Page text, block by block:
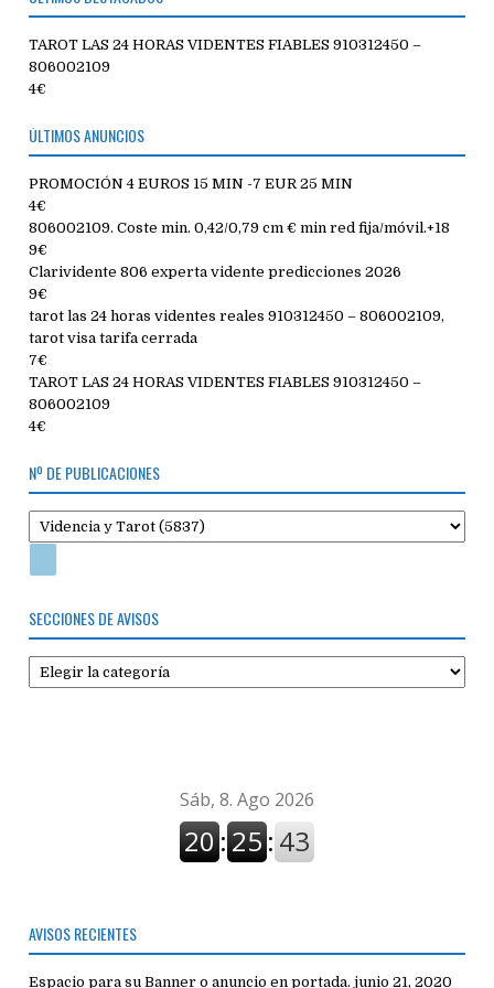
TAROT LAS 24 HORAS VIDENTES FIABLES 910312450 –
806002109
4€
ÚLTIMOS ANUNCIOS
PROMOCIÓN 4 EUROS 15 MIN -7 EUR 25 MIN
4€
806002109. Coste min. 0,42/0,79 cm € min red fija/móvil.+18
9€
Clarividente 806 experta vidente predicciones 2026
9€
tarot las 24 horas videntes reales 910312450 – 806002109,
tarot visa tarifa cerrada
7€
TAROT LAS 24 HORAS VIDENTES FIABLES 910312450 –
806002109
4€
Nº DE PUBLICACIONES
SECCIONES DE AVISOS
Secciones
de
AVISOS RECIENTES
Espacio para su Banner o anuncio en portada. junio 21, 2020